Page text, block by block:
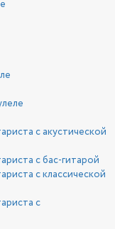
с акустической
с бас-гитарой
с классической
с